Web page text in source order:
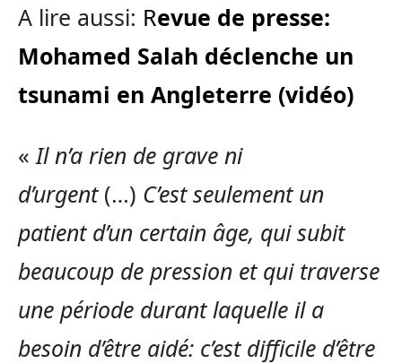
A lire aussi: Revue de presse:
Mohamed Salah déclenche un
tsunami en Angleterre (vidéo)
«Il n’a rien de grave ni
d’urgent (…) C’est seulement un
patient d’un certain âge, qui subit
beaucoup de pression et qui traverse
une période durant laquelle il a
besoin d’être aidé: c’est difficile d’être